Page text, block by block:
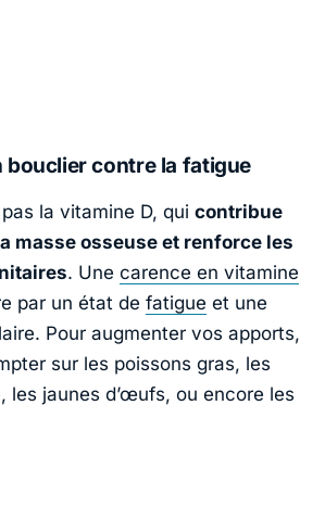
bouclier contre la fatigue
pas la vitamine D, qui contribue
masse osseuse et renforce les
. Une carence en vitamine
par un état de fatigue et une
Pour augmenter vos apports,
sur les poissons gras, les
les jaunes d’œufs, ou encore les